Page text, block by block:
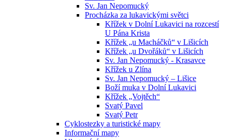
Sv. Jan Nepomucký
Procházka za lukavickými světci
Křížek v Dolní Lukavici na rozcestí
U Pána Krista
Křížek „u Macháčků“ v Lišicích
Křížek „u Dvořáků“ v Lišicích
Sv. Jan Nepomucký - Krasavce
Křížek u Zlína
Sv. Jan Nepomucký – Lišice
Boží muka v Dolní Lukavici
Křížek „Vojtěch“
Svatý Pavel
Svatý Petr
Cyklostezky a turistické mapy
Informační mapy